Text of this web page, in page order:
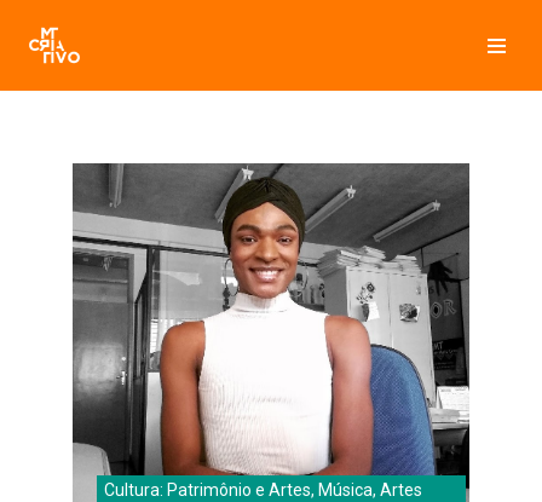
Pular
para
Cultura: Patrimônio e Artes, Música, Artes